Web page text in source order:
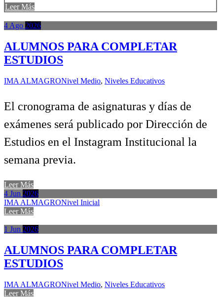
Leer Más
4 Ago 2026
ALUMNOS PARA COMPLETAR
ESTUDIOS
IMA ALMAGRONivel Medio, Niveles Educativos
El cronograma de asignaturas y días de
exámenes será publicado por Dirección de
Estudios en el Instagram Institucional la
semana previa.
Leer Más
4 Jun 2026
IMA ALMAGRONivel Inicial
Leer Más
1 Jun 2026
ALUMNOS PARA COMPLETAR
ESTUDIOS
IMA ALMAGRONivel Medio, Niveles Educativos
Leer Más